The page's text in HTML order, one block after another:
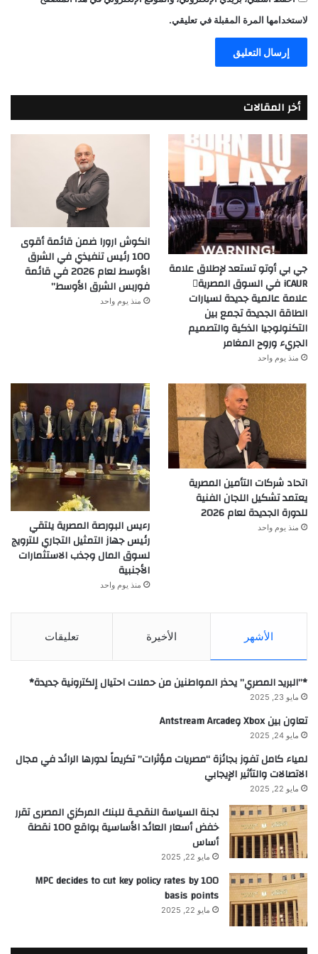
لاستخدامها المرة المقبلة في تعليقي.
أخر المقالات
جي بي أوتو تستعد لإطلاق علامة
iCAUR في السوق المصرية
علامة عالمية جديدة لسيارات
الطاقة الجديدة تجمع بين
التكنولوجيا الذكية والتصميم
الجريء وروح المغامر
منذ يوم واحد
انكوش ارورا ضمن قائمة أقوى
100 رئيس تنفيذي في الشرق
الأوسط لعام 2026 في قائمة
فوربس الشرق الأوسط”
منذ يوم واحد
اتحاد شركات التأمين المصرية
يعتمد تشكيل اللجان الفنية
للدورة الجديدة لعام 2026
منذ يوم واحد
رءيس البورصة المصرية يلتقي
رئيس جهاز التمثيل التجاري للترويج
لسوق المال وجذب الاستثمارات
الأجنبية
منذ يوم واحد
الأشهر الأخيرة تعليقات
*”البريد المصري” يحذر المواطنين من حملات احتيال إلكترونية جديدة*
مايو 23, 2025
تعاون بين Xbox وAntstream Arcade
مايو 24, 2025
لمياء كامل تفوز بجائزة “مصريات مؤثرات” تكريماً لدورها الرائد في مجال
الاتصالات والتأثير الإيجابي
مايو 22, 2025
لجنة السياسة النقديـة للبنك المركزي المصرى تقرر
خفض أسعار العائد الأساسية بواقع 100 نقطة
أساس
مايو 22, 2025
MPC decides to cut key policy rates by 100
basis points
مايو 22, 2025